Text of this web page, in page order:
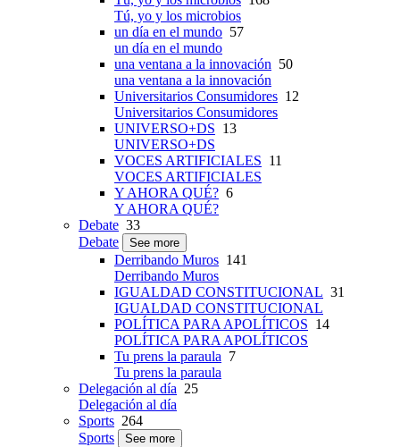
Tú, yo y los microbios
un día en el mundo 57
un día en el mundo
una ventana a la innovación 50
una ventana a la innovación
Universitarios Consumidores 12
Universitarios Consumidores
UNIVERSO+DS 13
UNIVERSO+DS
VOCES ARTIFICIALES 11
VOCES ARTIFICIALES
Y AHORA QUÉ? 6
Y AHORA QUÉ?
Debate 33
Debate
See more
Derribando Muros 141
Derribando Muros
IGUALDAD CONSTITUCIONAL 31
IGUALDAD CONSTITUCIONAL
POLÍTICA PARA APOLÍTICOS 14
POLÍTICA PARA APOLÍTICOS
Tu prens la paraula 7
Tu prens la paraula
Delegación al día 25
Delegación al día
Sports 264
Sports
See more